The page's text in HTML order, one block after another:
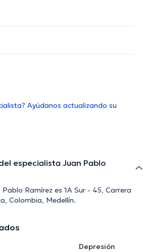
Ayúdanos actualizando su
especialista Juan Pablo
Ramírez es 1A Sur - 45, Carrera
Colombia, Medellín.
Depresión